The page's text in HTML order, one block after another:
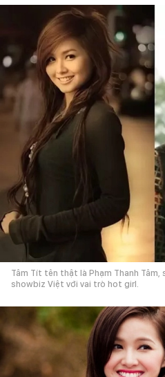
Tâm Tít tên thật là Phạm Thanh Tâm,
showbiz Việt với vai trò hot girl.